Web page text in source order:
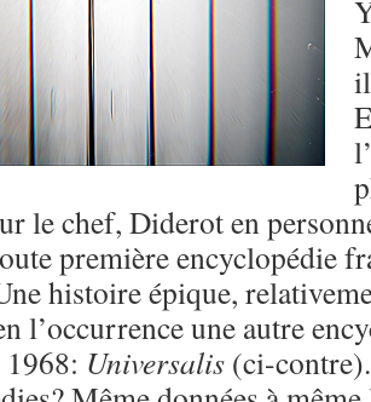
le chef, Diderot en
première encyclopédie
histoire épique,
l’occurrence une autre
Universalis (ci-